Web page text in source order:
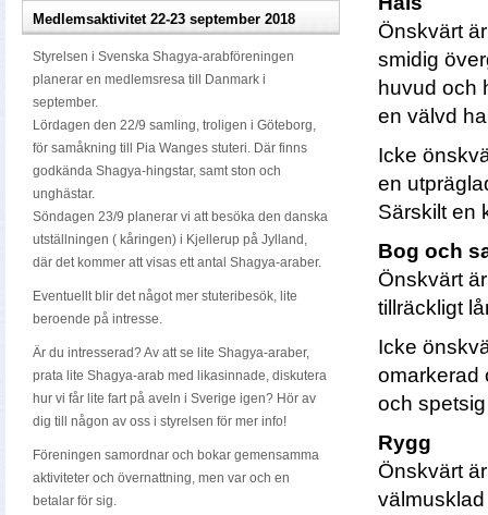
Medlemsaktivitet 22-23 september 2018
Styrelsen i Svenska Shagya-arabföreningen
planerar en medlemsresa till Danmark i
september.
Lördagen den 22/9 samling, troligen i Göteborg,
för samåkning till Pia Wanges stuteri. Där finns
godkända Shagya-hingstar, samt ston och
unghästar.
Söndagen 23/9 planerar vi att besöka den danska
utställningen ( kåringen) i Kjellerup på Jylland,
där det kommer att visas ett antal Shagya-araber.
Eventuellt blir det något mer stuteribesök, lite
beroende på intresse.
Är du intresserad? Av att se lite Shagya-araber,
prata lite Shagya-arab med likasinnade, diskutera
hur vi får lite fart på aveln i Sverige igen? Hör av
dig till någon av oss i styrelsen för mer info!
Föreningen samordnar och bokar gemensamma
aktiviteter och övernattning, men var och en
betalar för sig.
Önskvärt
smidig
huvud och
en välvd
Icke
en
Särskilt en
Bog och
Önskvärt
tillräckligt
Icke
omarkerad
och
Rygg
Önskvärt